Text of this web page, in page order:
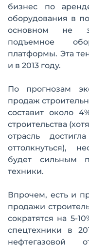
бизнес по
оборудования в
основном не
подъемное
платформы. Эта
и в 2013 году.
По прогнозам
продаж
составит около
строительства
отрасль
оттолкнуться),
будет сильным
техники.
Впрочем, есть и
продажи
сократятся на 5-
спецтехники в
нефтегазовой